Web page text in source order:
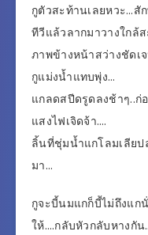
กูตัวสะท้านเลยหวะ…สั
ทีวีแล้วลากมาวางใกล้
ภาพข้างหน้าสว่างชัดเ
กูแม่งน้ำแทบพุ่ง…
แกลดสปีดรูดลงช้าๆ..ก่
แสงไฟเจิดจ้า….
ลิ้นที่ชุ่มน้ำแกโลมเลียป
มา…
กูจะบี้นมแกก็บี้ไม่ถึงแก
ให้….กลับหัวกลับหางกัน